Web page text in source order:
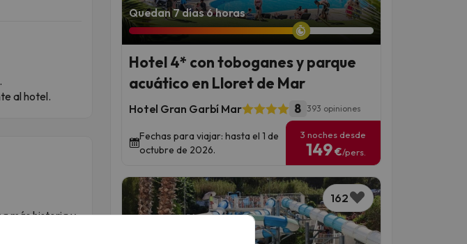
al hotel.
más historia y
Quedan 7 días 6 horas
Hotel 4* con toboganes y parque
acuático en Lloret de Mar
Hotel Gran Garbí Mar 8 393 opiniones
Fechas para viajar: hasta el 1 de
octubre de 2026.
3 noches desde
149€/pers.
162